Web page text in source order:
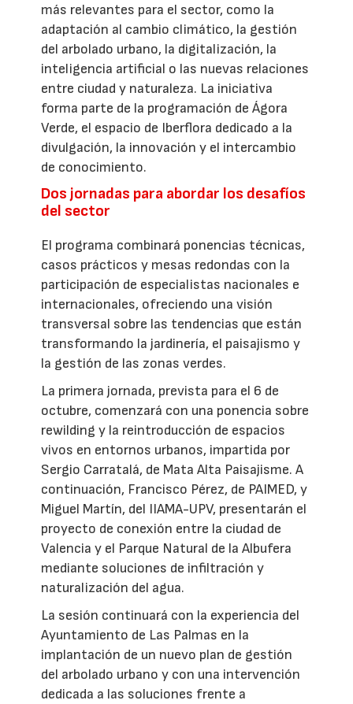
más relevantes para el sector, como la
adaptación al cambio climático, la gestión
del arbolado urbano, la digitalización, la
inteligencia artificial o las nuevas relaciones
entre ciudad y naturaleza. La iniciativa
forma parte de la programación de Ágora
Verde, el espacio de Iberflora dedicado a la
divulgación, la innovación y el intercambio
de conocimiento.
Dos jornadas para abordar los desafíos
del sector
El programa combinará ponencias técnicas,
casos prácticos y mesas redondas con la
participación de especialistas nacionales e
internacionales, ofreciendo una visión
transversal sobre las tendencias que están
transformando la jardinería, el paisajismo y
la gestión de las zonas verdes.
La primera jornada, prevista para el 6 de
octubre, comenzará con una ponencia sobre
rewilding y la reintroducción de espacios
vivos en entornos urbanos, impartida por
Sergio Carratalá, de Mata Alta Paisajisme. A
continuación, Francisco Pérez, de PAIMED, y
Miguel Martín, del IIAMA-UPV, presentarán el
proyecto de conexión entre la ciudad de
Valencia y el Parque Natural de la Albufera
mediante soluciones de infiltración y
naturalización del agua.
La sesión continuará con la experiencia del
Ayuntamiento de Las Palmas en la
implantación de un nuevo plan de gestión
del arbolado urbano y con una intervención
dedicada a las soluciones frente a